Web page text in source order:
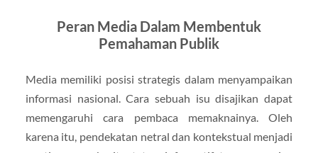
Peran Media Dalam Membentuk
Pemahaman Publik
Media memiliki posisi strategis dalam menyampaikan
informasi nasional. Cara sebuah isu disajikan dapat
memengaruhi cara pembaca memaknainya. Oleh
karena itu, pendekatan netral dan kontekstual menjadi